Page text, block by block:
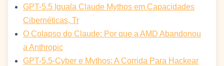
GPT-5.5 Iguala Claude Mythos em Capacidades
Cibernéticas, Tr
O Colapso do Claude: Por que a AMD Abandonou
a Anthropic
GPT-5.5-Cyber e Mythos: A Corrida Para Hackear